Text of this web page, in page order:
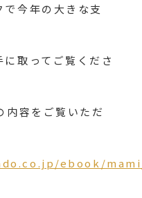
今年の大きな支
取ってご覧くださ
内容をご覧いただ
ebook/